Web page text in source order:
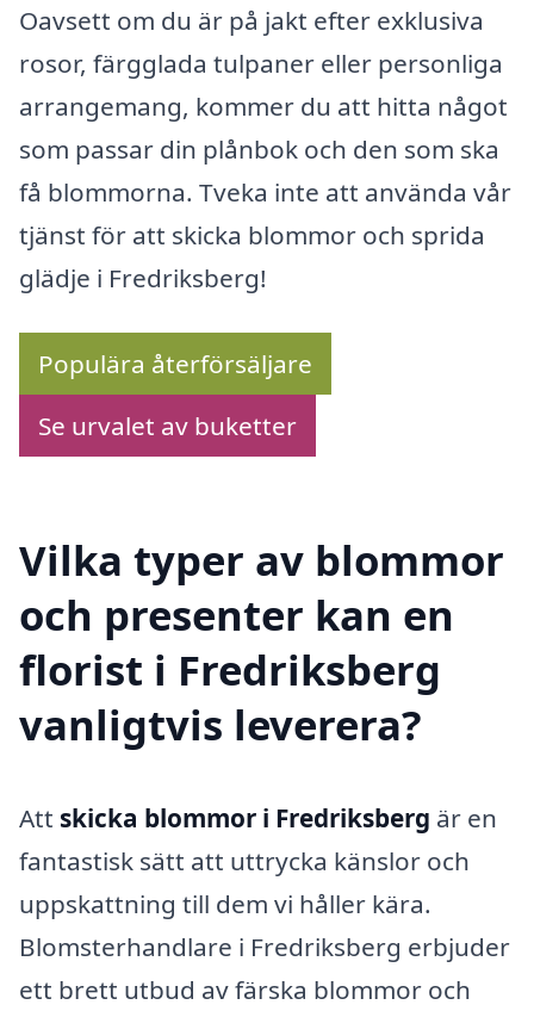
Oavsett om du är på jakt efter exklusiva
rosor, färgglada tulpaner eller personliga
arrangemang, kommer du att hitta något
som passar din plånbok och den som ska
få blommorna. Tveka inte att använda vår
tjänst för att skicka blommor och sprida
glädje i Fredriksberg!
Populära återförsäljare
Se urvalet av buketter
Vilka typer av blommor
och presenter kan en
florist i Fredriksberg
vanligtvis leverera?
Att skicka blommor i Fredriksberg är en
fantastisk sätt att uttrycka känslor och
uppskattning till dem vi håller kära.
Blomsterhandlare i Fredriksberg erbjuder
ett brett utbud av färska blommor och